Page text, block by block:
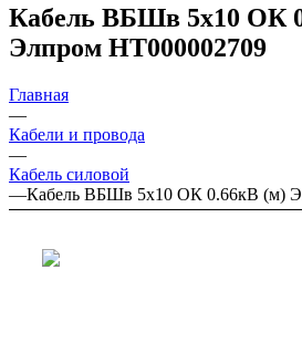
Кабель ВБШв 5х10 ОК
Элпром НТ000002709
Главная
—
Кабели и провода
—
Кабель силовой
—Кабель ВБШв 5х10 ОК 0.66кВ (м)